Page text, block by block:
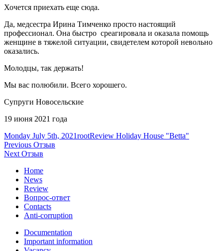
Хочется приехать еще сюда.
Да, медсестра Ирина Тимченко просто настоящий
профессионал. Она быстро среагировала и оказала помощь
женщине в тяжелой ситуации, свидетелем которой невольно
оказались.
Молодцы, так держать!
Мы вас полюбили. Всего хорошего.
Супруги Новосельские
19 июня 2021 года
Posted
on
Monday July 5th, 2021Author
rootCategories
Review Holiday House "Betta"
Post
navigation
Previous Previous
post:
Отзыв
Next Next
Отзыв
Home
News
Review
Вопрос-ответ
Contacts
Anti-corruption
Documentation
Important information